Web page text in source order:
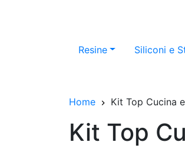
Resine Siliconi e
Home Kit Top Cucina
Kit Top